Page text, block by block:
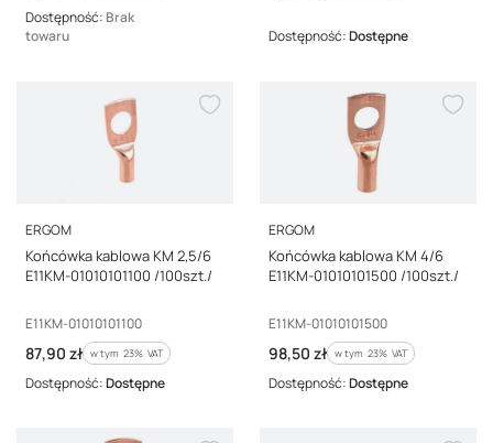
Dostępność: Brak
towaru
Dostępność:Dostępne
PRODUCENT
ERGOM
Końcówka kablowa KM 2,5/6
E11KM-01010101100 /100szt./
Kod producenta
E11KM-01010101100
Cena brutto
87,90 zł w tym %s VAT
w tym 23% VAT
Dostępność:Dostępne
PRODUCENT
ERGOM
Końcówka kablowa KM 4/6
E11KM-01010101500 /100szt./
Kod producenta
E11KM-01010101500
Cena brutto
98,50 zł w tym %s VAT
w tym 23% VAT
Dostępność:Dostępne